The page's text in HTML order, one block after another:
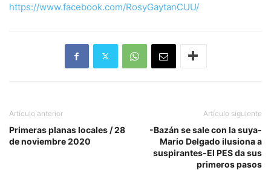
https://www.facebook.com/RosyGaytanCUU/
Artículo anterior
Primeras planas locales / 28
de noviembre 2020
Artículo siguiente
-Bazán se sale con la suya-
Mario Delgado ilusiona a
suspirantes-El PES da sus
primeros pasos